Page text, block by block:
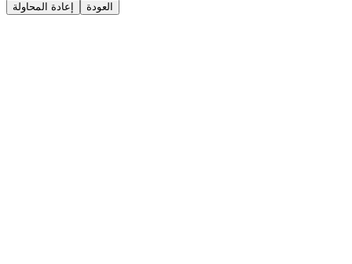
إعادة المحاولة العودة